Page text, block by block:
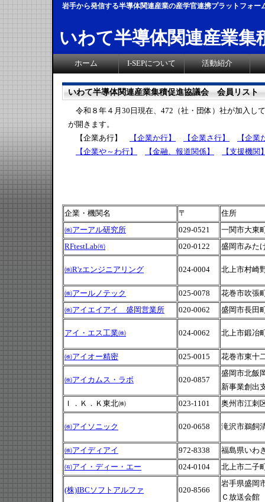
岩手から発信する半導体関連産業の産学官連携プラットフォー
いわて半導体関連産業集
ホーム I-SEPについて 活動紹介
いわて半導体関連産業集積促進協議会 会員リスト
令和８年４月30日現在、472（社・団体）社が加入し
が開きます。
【企業あ行】
【企業か行】 【企業さ行】
【企業
【企業や～わ行】
【金融、報道関係】 【支援機関
企業・機関名
〒
住所
㈱アーアル研究所
029-0521
一関市大東
RFtestLab㈲
020-0122 盛岡市みた
㈱R'zエンジニアリング 024-0004 北上市村崎
㈱アールノテック 025-0078
花巻市吹張
㈱アイエイアイ 盛岡営業所
020-0062 盛岡市長田
アイ・エス工業㈱ 024-0062 北上市鍛冶
㈱アイオー精密 025-0015 花巻市東十
㈱アイカムス・ラボ 020-0857
盛岡市北飯
新事業創出
Ｉ．Ｋ．Ｋ東北㈱
023-1101 奥州市江刺
㈱アイソニック 020-0658 滝沢市鵜飼
㈱アイディアイ 972-8338
福島県いわ
㈲アイ・ディー・エー
024-0104 北上市二子
(株)IBCソフトアルファ 020-8566
岩手県盛岡
Ｃ放送会館